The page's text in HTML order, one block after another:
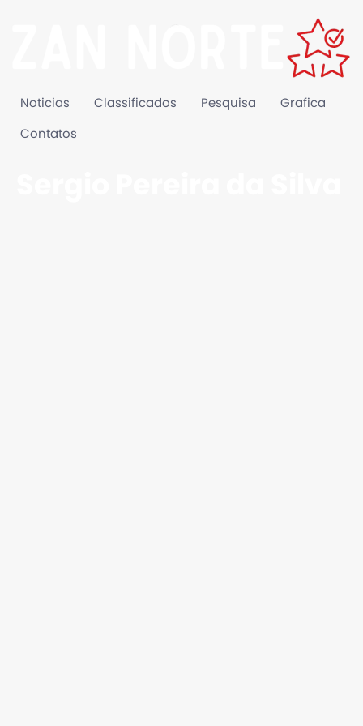
Noticias Classificados Pesquisa Grafica
Contatos